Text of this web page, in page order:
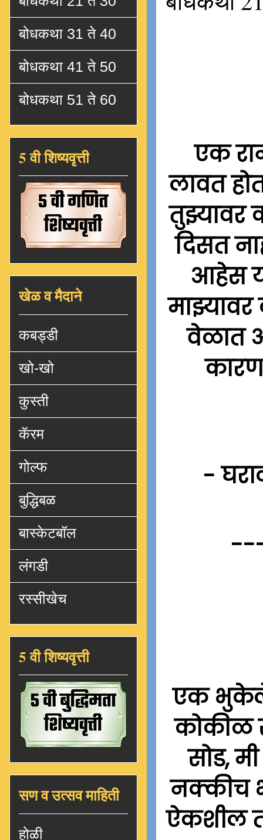
एक
लावत
तुझ्यावर
दिसत
आहेस
वेळात
-
एक
कोकीळ
सोड,
नक्कीच
ऐकशील
बोधकथा 31 ते 40
बोधकथा 41 ते 50
बोधकथा 51 ते 60
5 वी शिष्यवृत्ती
खेळ व मैदाने
कबड्डी
खो-खो
कुस्ती
कॅरम
गोल्फ
बुद्धिबळ
बास्केटबॉल
लंगडी
रस्सीखेच
5 वी शिष्यवृत्ती
सण व उत्सव माहिती
होळी